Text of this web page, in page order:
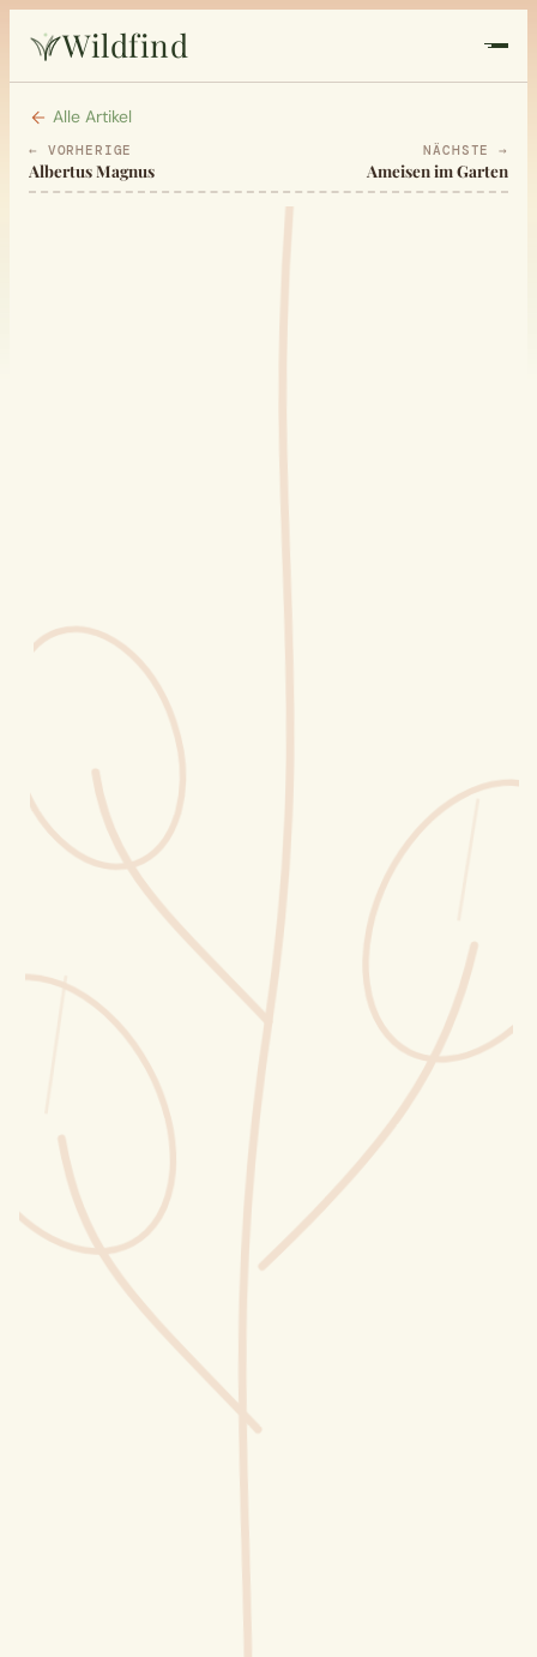
Wildfind
Startseite
Pflanzen
Sammelkalender
Blüten-Finder
Phänologie-Radar
Vogelstimmen
Gartenplaner
Challenges
Wusstest du?
Sammlungen
Selber machen
Alle Artikel
← VORHERIGE
Albertus Magnus
NÄCHSTE →
Ameisen im Garten